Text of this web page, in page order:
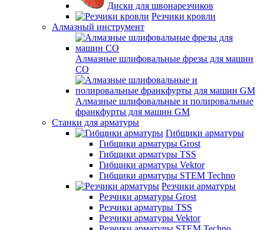
Диски для швонарезчиков
Резчики кровли
Алмазный инструмент
Алмазные шлифовальные фрезы для машин
СО
Алмазные шлифовальные и полировальные
франкфурты для машин GM
Станки для арматуры
Гибщики арматуры
Гибщики арматуры Grost
Гибщики арматуры TSS
Гибщики арматуры Vektor
Гибщики арматуры STEM Techno
Резчики арматуры
Резчики арматуры Grost
Резчики арматуры TSS
Резчики арматуры Vektor